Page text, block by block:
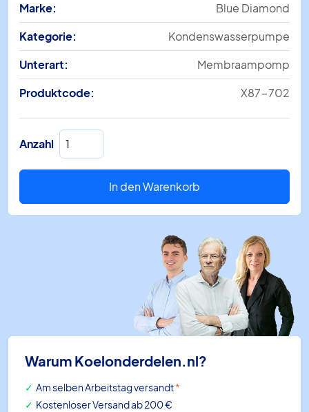
Marke:
Blue Diamond
Kategorie:
Kondenswasserpumpe
Unterart:
Membraampomp
Produktcode:
X87-702
Anzahl Maxi
Blue
Abflusssensor
In den Warenkorb
Warum Koelonderdelen.nl?
Am selben Arbeitstag versandt*
Kostenloser Versand ab 200 €